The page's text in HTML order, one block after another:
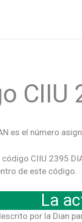
CIIU
es el número
CIIU 2395
de este código.
La
por la Dian